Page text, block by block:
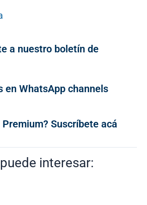
a nuestro boletín de
en WhatsApp channels
Premium? Suscríbete acá
interesar: